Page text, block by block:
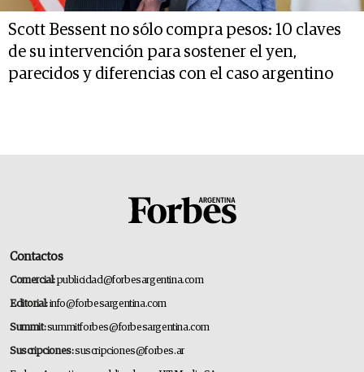
Scott Bessent no sólo compra pesos: 10 claves
de su intervención para sostener el yen,
parecidos y diferencias con el caso argentino
Contactos
Comercial:publicidad@forbesargentina.com
Editorial:info@forbesargentina.com
Summit:summitforbes@forbesargentina.com
Suscripciones:suscripciones@forbes.ar